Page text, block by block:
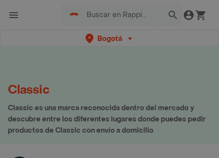
Bogotá
Classic
Classic es una marca reconocida dentro del mercado y
descubre entre los diferentes lugares donde puedes pedir
productos de Classic con envío a domicilio